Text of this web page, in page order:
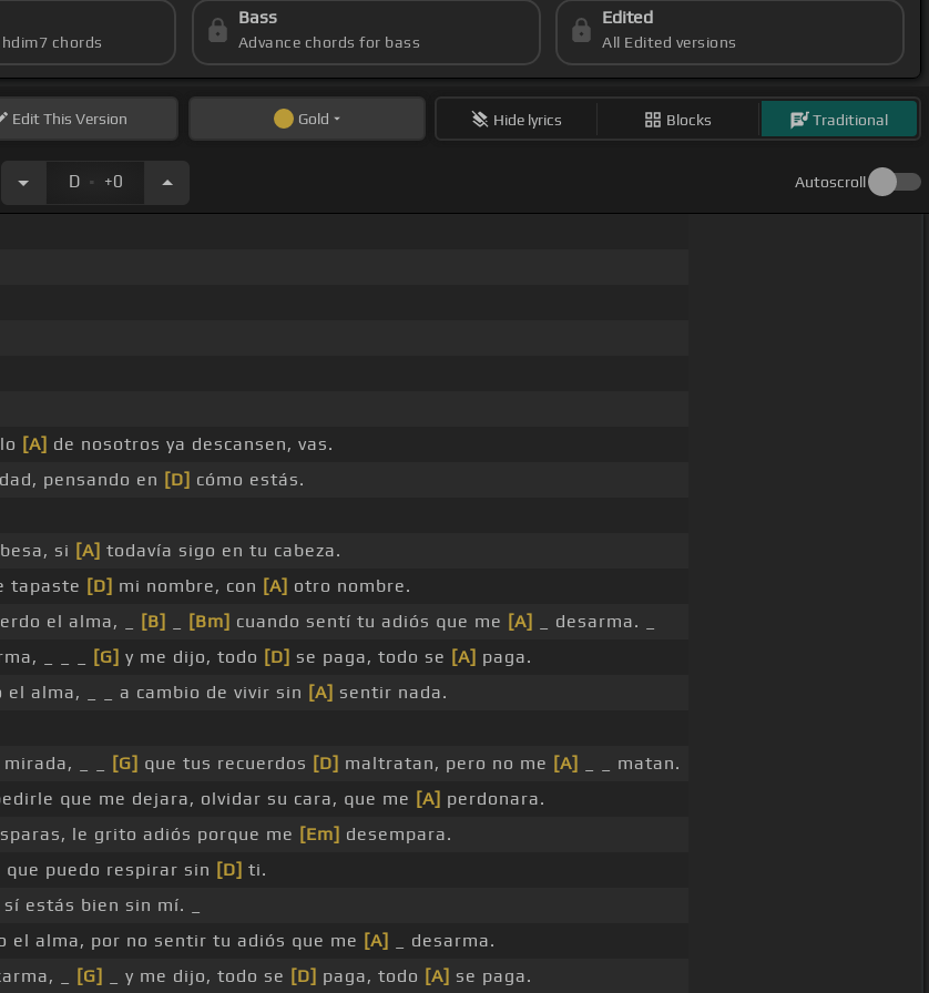
chords
Bass
Advance chords for bass
Edited
All Edited versions
EditThis Version Gold Hide lyrics Blocks Traditional
D . +0 Autoscroll
[A] de nosotros ya descansen, vas.
pensando en [D] cómo estás.
si [A] todavía sigo en tu cabeza.
tapaste [D] mi nombre, con [A] otro nombre.
el alma, _ [B] [Bm] cuando sentí tu adiós que me [A]
_ desarma. _
_ _ _ [G] y me dijo, todo [D] se paga, todo se [A] paga.
el alma, _ _ a cambio de vivir sin [A] sentir nada.
mirada, _ _ [G] que tus recuerdos [D] maltratan, pero no me [A]
_ _ matan.
que me dejara, olvidar su cara, que me [A] perdonara.
le grito adiós porque me [Em] desempara.
que puedo respirar sin [D] ti.
estás bien sin mí. _
el alma, por no sentir tu adiós que me [A]
_ desarma.
_ [G] _ y me dijo, todo se [D] paga, todo [A] se paga.